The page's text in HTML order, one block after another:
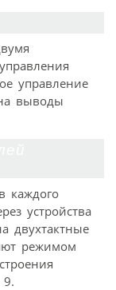
управление
выводы
каждого
устройства
двухтактные
режимом
9.